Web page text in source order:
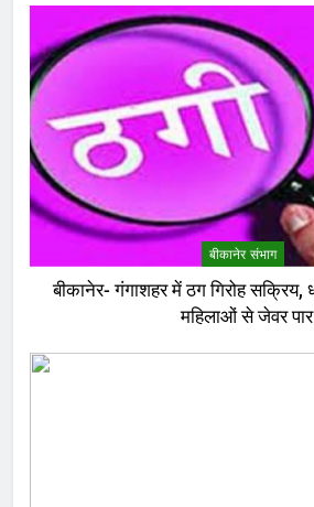
बीकानेर संभाग
बीकानेर- गंगाशहर में ठग गिरोह सक्रिय, धार्मिक स्थलों के पास
महिलाओं से जेवर पार